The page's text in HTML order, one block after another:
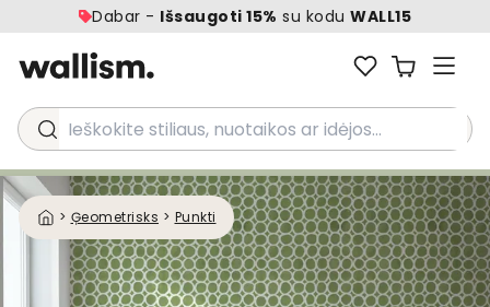
Dabar - Išsaugoti 15% su kodu WALL15
Ieškokite stiliaus, nuotaikos ar idėjos...
> Ģeometrisks > Punkti